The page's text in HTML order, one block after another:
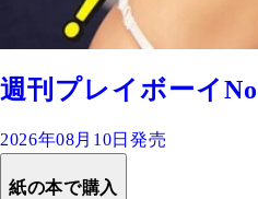
週刊プレイボーイ
2026年08月10日発売
紙の本で購入